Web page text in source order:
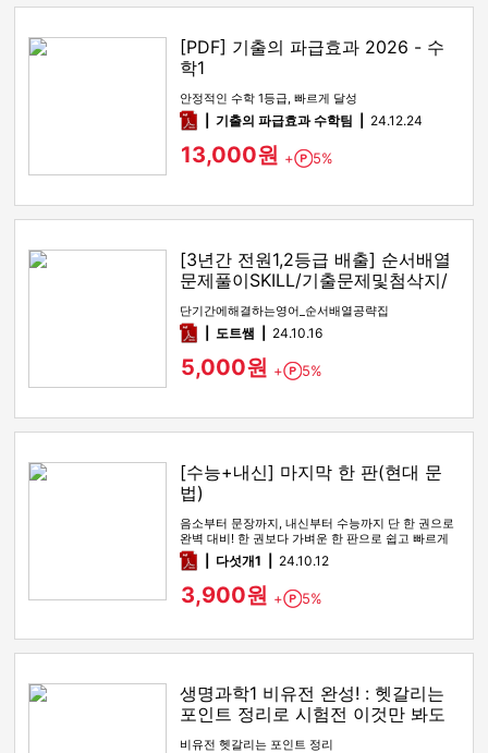
[PDF] 기출의 파급효과 2026 - 수
학1
안정적인 수학 1등급, 빠르게 달성
pdf기출의 파급효과 수학팀 24.12.24
13,000원 + Point
5%
[3년간 전원1,2등급 배출] 순서배열
문제풀이SKILL/기출문제및첨삭지/
답지
단기간에해결하는영어_순서배열공략집
pdf도트쌤 24.10.16
5,000원 + Point
5%
[수능+내신] 마지막 한 판(현대 문
법)
음소부터 문장까지, 내신부터 수능까지 단 한 권으로
완벽 대비! 한 권보다 가벼운 한 판으로 쉽고 빠르게
학습하세요.
pdf다섯개1 24.10.12
3,900원 + Point
5%
생명과학1 비유전 완성! : 헷갈리는
포인트 정리로 시험전 이것만 봐도
만점!
비유전 헷갈리는 포인트 정리